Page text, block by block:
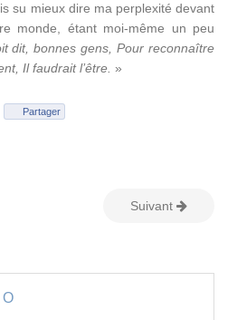
su mieux dire ma perplexité devant
monde, étant moi-même un peu
dit, bonnes gens, Pour reconnaître
Il faudrait l’être. »
Partager
Suivant